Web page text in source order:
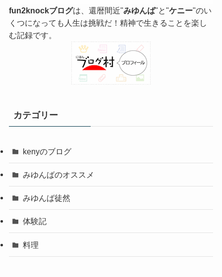
fun2knockブログは、還暦間近"みゆんば"と"ケニー"のい
くつになっても人生は挑戦だ！精神で生きることを楽し
む記録です。
カテゴリー
kenyのブログ
みゆんばのオススメ
みゆんば徒然
体験記
料理